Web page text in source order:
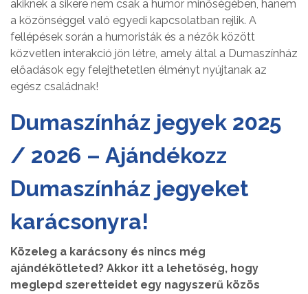
akiknek a sikere nem csak a humor minőségében, hanem
a közönséggel való egyedi kapcsolatban rejlik. A
fellépések során a humoristák és a nézők között
közvetlen interakció jön létre, amely által a Dumaszínház
előadások egy felejthetetlen élményt nyújtanak az
egész családnak!
Dumaszínház jegyek 2025
/ 2026 – Ajándékozz
Dumaszínház jegyeket
karácsonyra!
Közeleg a karácsony és nincs még
ajándékötleted? Akkor itt a lehetőség, hogy
meglepd szeretteidet egy nagyszerű közös